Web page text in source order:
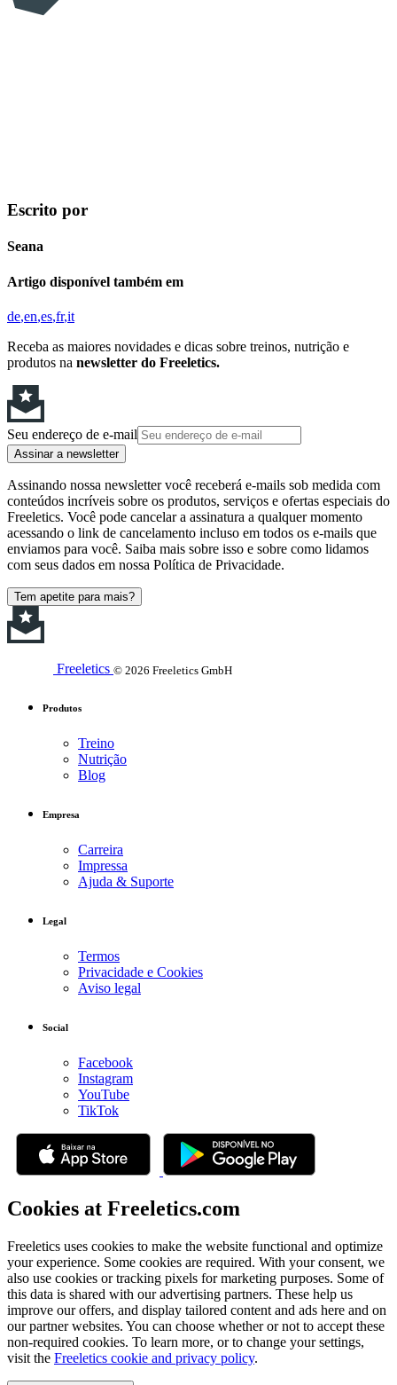
Escrito por
Seana
Artigo disponível também em
de en es fr it
Receba as maiores novidades e dicas sobre treinos, nutrição e
produtos na newsletter do Freeletics.
Seu endereço de e-mail
Assinar a newsletter
Assinando nossa newsletter você receberá e-mails sob medida com
conteúdos incríveis sobre os produtos, serviços e ofertas especiais do
Freeletics. Você pode cancelar a assinatura a qualquer momento
acessando o link de cancelamento incluso em todos os e-mails que
enviamos para você. Saiba mais sobre isso e sobre como lidamos
com seus dados em nossa Política de Privacidade.
Tem apetite para mais?
Freeletics © 2026 Freeletics GmbH
Produtos
Treino
Nutrição
Blog
Empresa
Carreira
Impressa
Ajuda & Suporte
Legal
Termos
Privacidade e Cookies
Aviso legal
Social
Facebook
Instagram
YouTube
TikTok
Cookies at Freeletics.com
Freeletics uses cookies to make the website functional and optimize
your experience. Some cookies are required. With your consent, we
also use cookies or tracking pixels for marketing purposes. Some of
this data is shared with our advertising partners. These help us
improve our offers, and display tailored content and ads here and on
our partner websites. You can choose whether or not to accept these
non-required cookies. To learn more, or to change your settings,
visit the Freeletics cookie and privacy policy.